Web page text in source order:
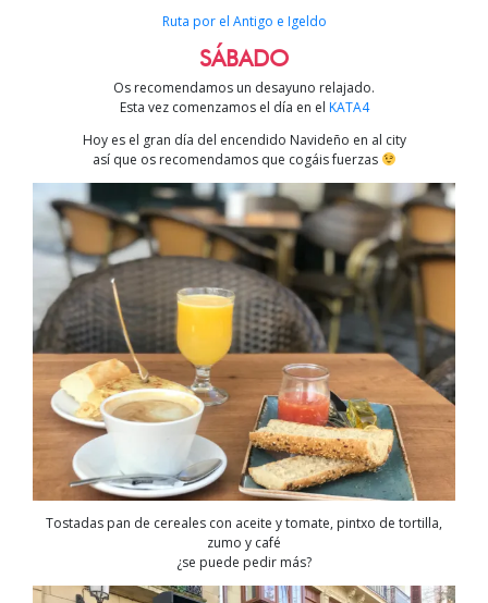
Ruta por el Antigo e Igeldo
SÁBADO
Os recomendamos un desayuno relajado.
Esta vez comenzamos el día en el KATA4
Hoy es el gran día del encendido Navideño en al city
así que os recomendamos que cogáis fuerzas
Tostadas pan de cereales con aceite y tomate, pintxo de tortilla,
zumo y café
¿se puede pedir más?